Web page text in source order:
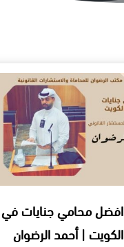
افضل محامي جنايات في
الكويت | أحمد الرضوان